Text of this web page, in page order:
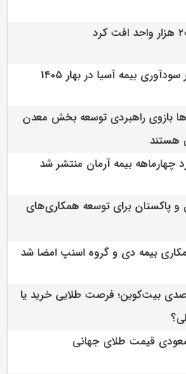
بیمه آسیا در بهار ۱۴۰۵
بازوی راهبردی توسعه بخش معدن
هستند
چهارماهه بیمه آرمان منتشر شد
و پاکستان برای توسعه همکاری‌های
بیمه دی و گروه اسنپ امضا شد
۵۰ درصدی بیت‌کوین؛ فرصت طلایی خرید یا
قیمت طلای جهانی